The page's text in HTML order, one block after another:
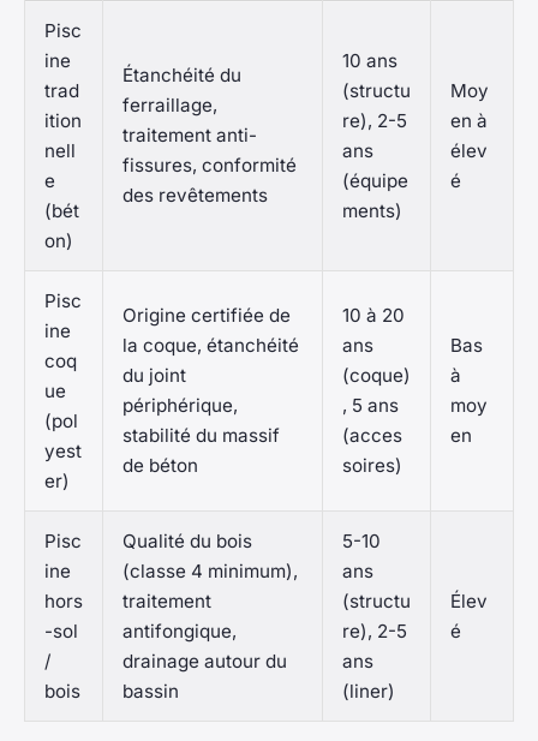
Pisc
ine
trad
ition
nell
e
(bét
on)
Étanchéité du
ferraillage,
traitement anti-
fissures, conformité
des revêtements
10 ans
(structu
re), 2-5
ans
(équipe
ments)
Moy
en à
élev
é
Pisc
ine
coq
ue
(pol
yest
er)
Origine certifiée de
la coque, étanchéité
du joint
périphérique,
stabilité du massif
de béton
10 à 20
ans
(coque)
, 5 ans
(acces
soires)
Bas
à
moy
en
Pisc
ine
hors
-sol
/
bois
Qualité du bois
(classe 4 minimum),
traitement
antifongique,
drainage autour du
bassin
5-10
ans
(structu
re), 2-5
ans
(liner)
Élev
é